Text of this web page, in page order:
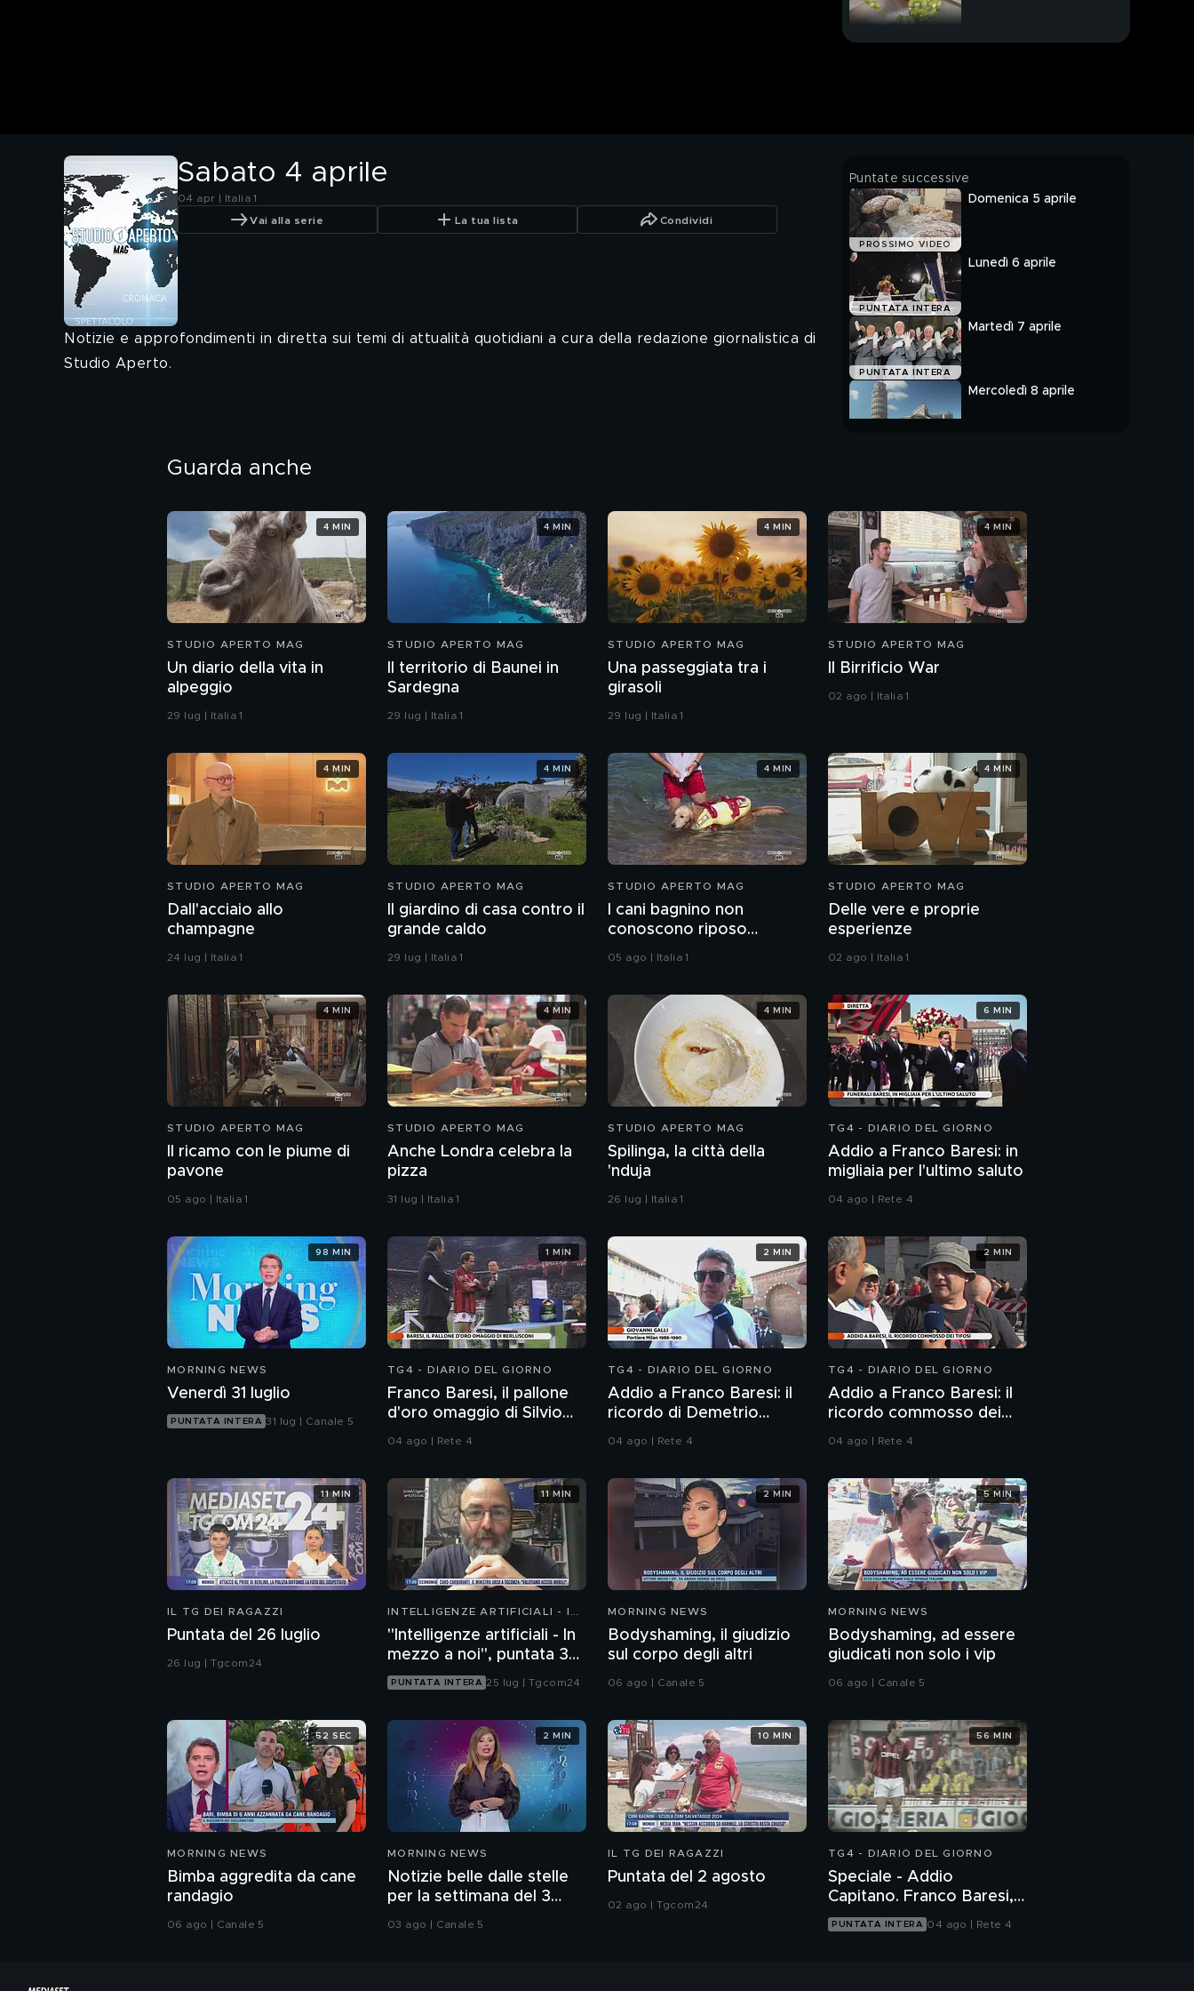
Sabato 4 aprile
04 apr | Italia 1
Vai alla serie La tua lista Condividi
Notizie e approfondimenti in diretta sui temi di attualità quotidiani a cura della redazione giornalistica di
Studio Aperto.
Puntate successive
PROSSIMO VIDEO
Domenica 5 aprile
PUNTATA INTERA
Lunedì 6 aprile
PUNTATA INTERA
Martedì 7 aprile
Mercoledì 8 aprile
Guarda anche
STUDIO APERTO MAG
Un diario della vita in
alpeggio
29 lug | Italia 1
4 MIN
STUDIO APERTO MAG
Il territorio di Baunei in
Sardegna
29 lug | Italia 1
4 MIN
STUDIO APERTO MAG
Una passeggiata tra i
girasoli
29 lug | Italia 1
4 MIN
STUDIO APERTO MAG
Il Birrificio War
02 ago | Italia 1
4 MIN
STUDIO APERTO MAG
Dall'acciaio allo
champagne
24 lug | Italia 1
4 MIN
STUDIO APERTO MAG
Il giardino di casa contro il
grande caldo
29 lug | Italia 1
4 MIN
STUDIO APERTO MAG
I cani bagnino non
conoscono riposo
d'estate
05 ago | Italia 1
4 MIN
STUDIO APERTO MAG
Delle vere e proprie
esperienze
02 ago | Italia 1
4 MIN
STUDIO APERTO MAG
Il ricamo con le piume di
pavone
05 ago | Italia 1
4 MIN
STUDIO APERTO MAG
Anche Londra celebra la
pizza
31 lug | Italia 1
4 MIN
STUDIO APERTO MAG
Spilinga, la città della
'nduja
26 lug | Italia 1
4 MIN
TG4 - DIARIO DEL GIORNO
Addio a Franco Baresi: in
migliaia per l'ultimo saluto
04 ago | Rete 4
6 MIN
MORNING NEWS
Venerdì 31 luglio
PUNTATA INTERA 31 lug | Canale 5
98 MIN
TG4 - DIARIO DEL GIORNO
Franco Baresi, il pallone
d'oro omaggio di Silvio
Berlusconi
04 ago | Rete 4
1 MIN
TG4 - DIARIO DEL GIORNO
Addio a Franco Baresi: il
ricordo di Demetrio
Albertini, Clarence
04 ago | Rete 4
2 MIN
TG4 - DIARIO DEL GIORNO
Addio a Franco Baresi: il
ricordo commosso dei
04 ago | Rete 4
2 MIN
IL TG DEI RAGAZZI
Puntata del 26 luglio
26 lug | Tgcom24
11 MIN
INTELLIGENZE ARTIFICIALI - IN
"Intelligenze artificiali - In
mezzo a noi", puntata 35:
il progetto Glasswing
PUNTATA INTERA 25 lug | Tgcom24
11 MIN
MORNING NEWS
Bodyshaming, il giudizio
sul corpo degli altri
06 ago | Canale 5
2 MIN
MORNING NEWS
Bodyshaming, ad essere
giudicati non solo i vip
06 ago | Canale 5
5 MIN
MORNING NEWS
Bimba aggredita da cane
randagio
06 ago | Canale 5
52 SEC
MORNING NEWS
Notizie belle dalle stelle
per la settimana del 3
agosto
03 ago | Canale 5
2 MIN
IL TG DEI RAGAZZI
Puntata del 2 agosto
02 ago | Tgcom24
10 MIN
TG4 - DIARIO DEL GIORNO
Speciale - Addio
Capitano. Franco Baresi,
un grande italiano
PUNTATA INTERA 04 ago | Rete 4
56 MIN